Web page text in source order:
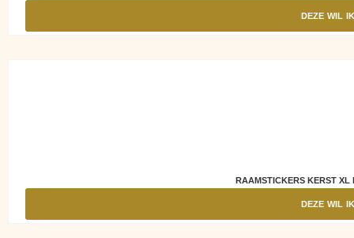
DEZE WIL
RAAMSTICKERS KERST XL
DEZE WIL